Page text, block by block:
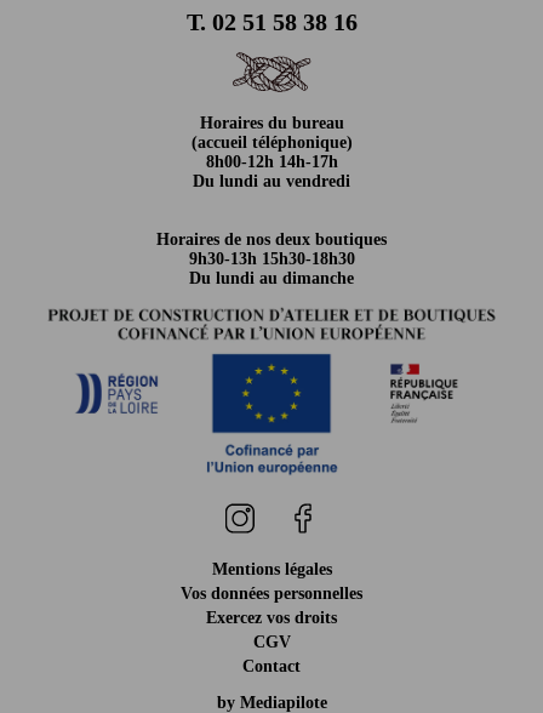
T. 02 51 58 38 16
Horaires du bureau
(accueil téléphonique)
8h00-12h 14h-17h
Du lundi au vendredi
Horaires de nos deux boutiques
9h30-13h 15h30-18h30
Du lundi au dimanche
Mentions légales
Vos données personnelles
Exercez vos droits
CGV
Contact
by Mediapilote